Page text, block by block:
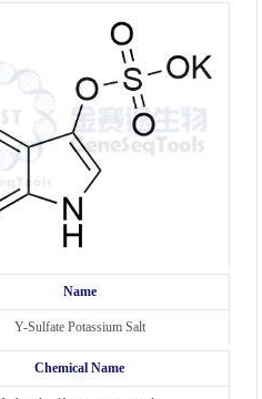
Name
Y-Sulfate Potassium Salt
Chemical Name